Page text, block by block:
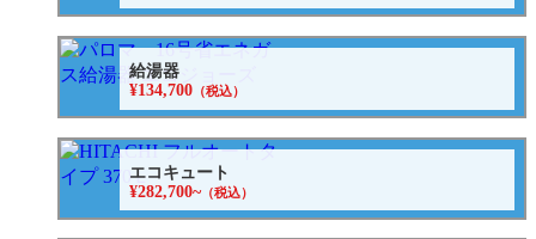
給湯器
¥134,700 （税込）
エコキュート
¥282,700~（税込）